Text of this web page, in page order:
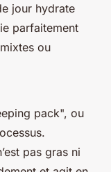
jour hydrate
parfaitement
ou
pack", ou
pas gras ni